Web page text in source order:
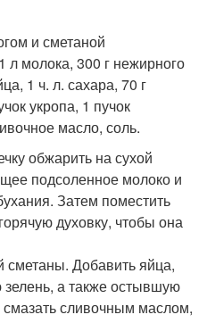
и сметаной
л молока, 300 г нежирного
1 ч. л. сахара, 70 г
укропа, 1 пучок
масло, соль.
обжарить на сухой
подсоленное молоко и
Затем поместить
духовку, чтобы она
сметаны. Добавить яйца,
зелень, а также остывшую
сливочным маслом,